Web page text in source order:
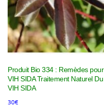
Produit Bio 334 : Remèdes pour
VIH SIDA Traitement Naturel Du
VIH SIDA
30€